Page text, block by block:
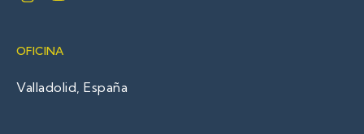
OFICINA
Valladolid, España